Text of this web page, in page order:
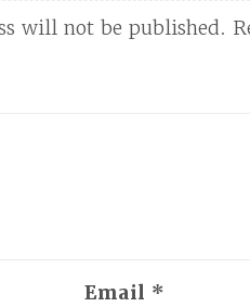
will not be published.
Email *